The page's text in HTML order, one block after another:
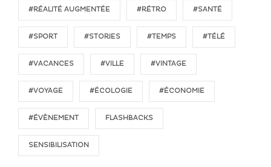
#RÉALITÉ AUGMENTÉE #RÉTRO #SANTÉ
#SPORT #STORIES #TEMPS #TÉLÉ
#VACANCES #VILLE #VINTAGE
#VOYAGE #ÉCOLOGIE #ÉCONOMIE
#ÉVÈNEMENT FLASHBACKS
SENSIBILISATION